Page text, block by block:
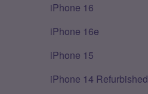
iPhone 16
iPhone 16e
iPhone 15
iPhone 14 Refurbished